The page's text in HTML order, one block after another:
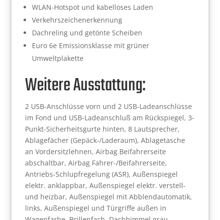
WLAN-Hotspot und kabelloses Laden
Verkehrszeichenerkennung
Dachreling und getönte Scheiben
Euro 6e Emissionsklasse mit grüner
Umweltplakette
Weitere Ausstattung:
2 USB-Anschlüsse vorn und 2 USB-Ladeanschlüsse
im Fond und USB-Ladeanschluß am Rückspiegel, 3-
Punkt-Sicherheitsgurte hinten, 8 Lautsprecher,
Ablagefächer (Gepäck-/Laderaum), Ablagetasche
an Vordersitzlehnen, Airbag Beifahrerseite
abschaltbar, Airbag Fahrer-/Beifahrerseite,
Antriebs-Schlupfregelung (ASR), Außenspiegel
elektr. anklappbar, Außenspiegel elektr. verstell-
und heizbar, Außenspiegel mit Abblendautomatik,
links, Außenspiegel und Türgriffe außen in